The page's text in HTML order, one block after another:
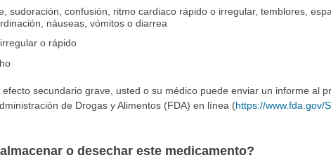
sudoración, confusión, ritmo cardiaco rápido o irregular, temblores,
náuseas, vómitos o diarrea
o rápido
secundario grave, usted o su médico puede enviar un informe al
de Drogas y Alimentos (FDA) en línea (https://www.fda.gov/
o desechar este medicamento?